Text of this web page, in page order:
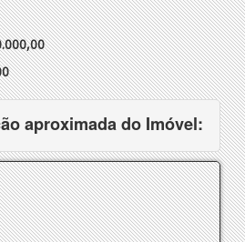
aproximada do Imóvel: